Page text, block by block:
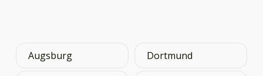
Augsburg Dortmund